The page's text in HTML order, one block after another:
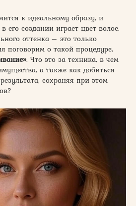
к идеальному образу, и
его создании играет цвет волос.
оттенка – это только
поговорим о такой процедуре,
. Что это за техника, в чем
а также как добиться
сохраняя при этом